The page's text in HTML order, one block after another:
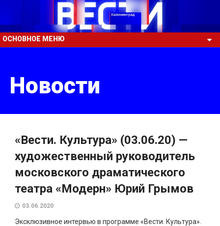
ОСНОВНОЕ МЕНЮ
Новости
«Вести. Культура» (03.06.20) —
художественный руководитель
московского драматического
театра «Модерн» Юрий Грымов
03.06.2020
Эксклюзивное интервью в программе «Вести. Культура».